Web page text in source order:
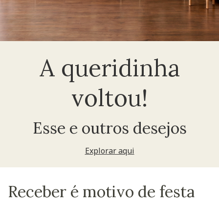
A queridinha
voltou!
Esse e outros desejos
Explorar aqui
Receber é motivo de festa